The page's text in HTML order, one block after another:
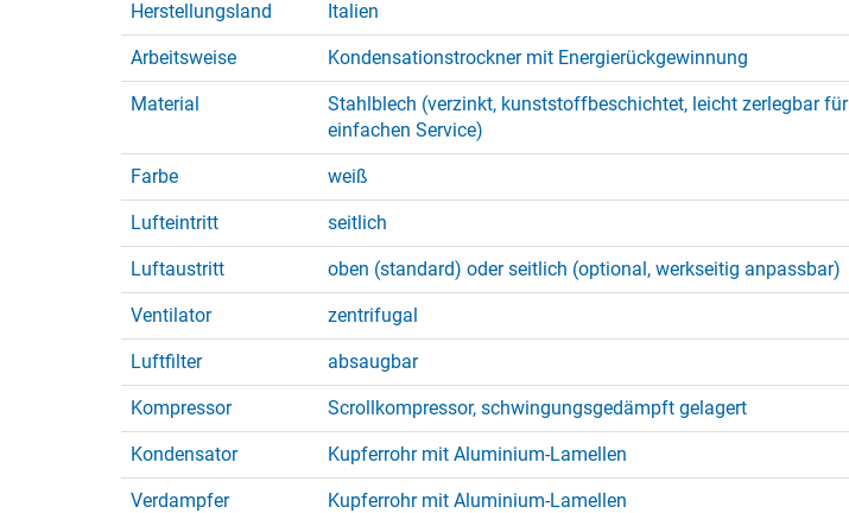
Herstellungsland Italien
Arbeitsweise Kondensationstrockner mit Energierückgewinnung
Material
Stahlblech (verzinkt, kunststoffbeschichtet, leicht zerlegbar für
einfachen Service)
Farbe weiß
Lufteintritt seitlich
Luftaustritt oben (standard) oder seitlich (optional, werkseitig anpassbar)
Ventilator zentrifugal
Luftfilter absaugbar
Kompressor Scrollkompressor, schwingungsgedämpft gelagert
Kondensator Kupferrohr mit Aluminium-Lamellen
Verdampfer Kupferrohr mit Aluminium-Lamellen